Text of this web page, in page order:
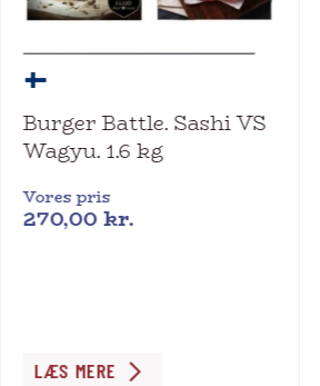
Burger Battle. Sashi VS
Wagyu. 1.6 kg
Vores pris
270,00kr.
LÆS MERE